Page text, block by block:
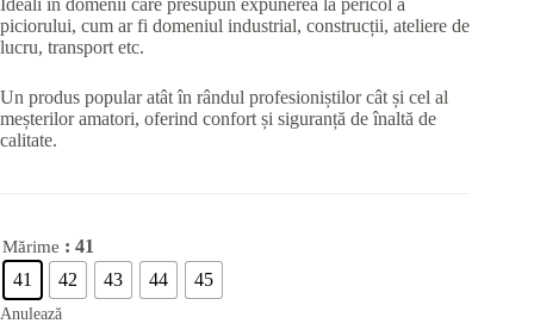
piciorului, cum ar fi domeniul industrial, construcții, ateliere de
lucru, transport etc.
Un produs popular atât în rândul profesioniștilor cât și cel al
meșterilor amatori, oferind confort și siguranță de înaltă de
calitate.
Mărime : 41
41
42 43 44 45
Anulează